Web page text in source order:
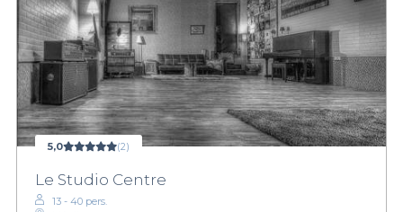
5,0 (2)
Le Studio Centre
13 - 40 pers.